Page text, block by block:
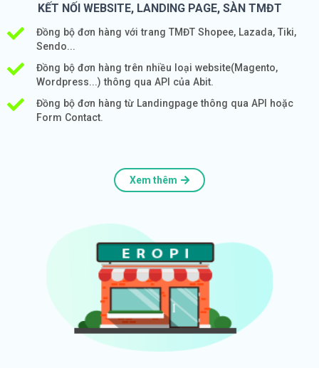
KẾT NỐI WEBSITE, LANDING PAGE, SÀN TMĐT
Đồng bộ đơn hàng với trang TMĐT Shopee, Lazada, Tiki,
Sendo...
Đồng bộ đơn hàng trên nhiều loại website(Magento,
Wordpress...) thông qua API của Abit.
Đồng bộ đơn hàng từ Landingpage thông qua API hoặc
Form Contact.
Xem thêm